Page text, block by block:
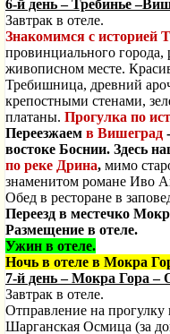
6-й день – Требинье
Завтрак в отеле.
Знакомимся с историей
провинциального
живописном месте.
Требишница, древний
крепостными стенами,
платаны. Прогулка по
Переезжаем в Вишеград
востоке Боснии. Здесь
по реке Дрина, мимо
знаменитом романе Иво
Обед в ресторане в
Переезд в местечко
Размещение в отеле.
Ужин в отеле.
Ночь в отеле в Мокра
7-й день – Мокра Гора –
Завтрак в отеле.
Отправление на прогулку
Шарганская Осмица (за